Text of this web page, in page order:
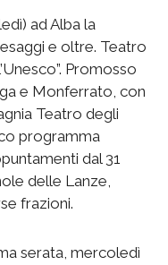
ad Alba la
e oltre. Teatro
Promosso
e Monferrato, con
Teatro degli
programma
dal 31
delle Lanze,
frazioni.
serata, mercoledì